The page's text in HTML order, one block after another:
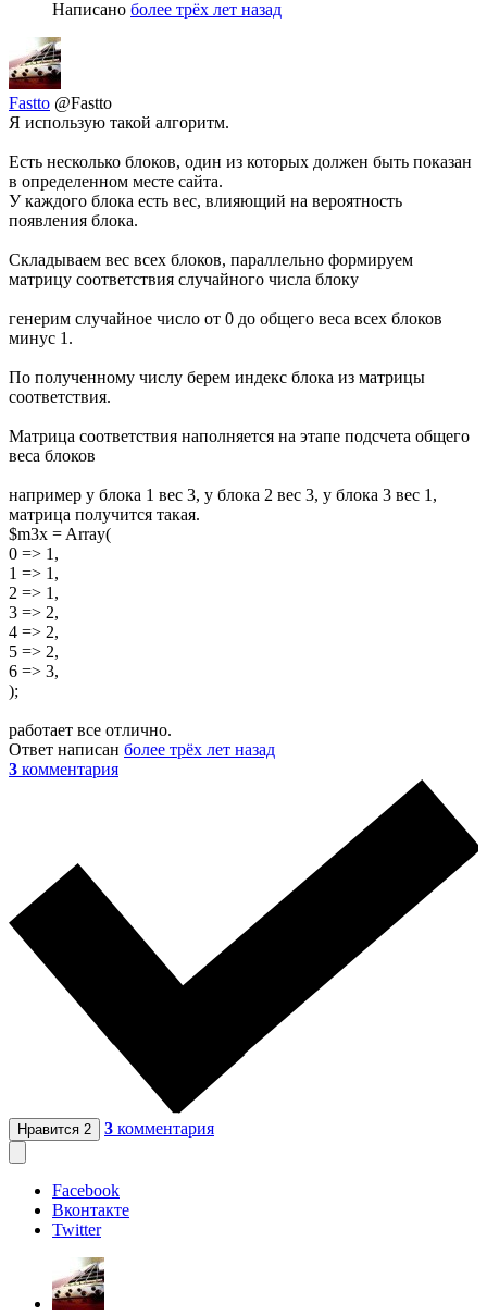
Написано более трёх лет назад
Fastto @Fastto
Я использую такой алгоритм.
Есть несколько блоков, один из которых должен быть показан
в определенном месте сайта.
У каждого блока есть вес, влияющий на вероятность
появления блока.
Складываем вес всех блоков, параллельно формируем
матрицу соответствия случайного числа блоку
генерим случайное число от 0 до общего веса всех блоков
минус 1.
По полученному числу берем индекс блока из матрицы
соответствия.
Матрица соответствия наполняется на этапе подсчета общего
веса блоков
например у блока 1 вес 3, у блока 2 вес 3, у блока 3 вес 1,
матрица получится такая.
$m3x = Array(
0 => 1,
1 => 1,
2 => 1,
3 => 2,
4 => 2,
5 => 2,
6 => 3,
);
работает все отлично.
Ответ написан более трёх лет назад
3 комментария
Нравится 2 3 комментария
Facebook
Вконтакте
Twitter